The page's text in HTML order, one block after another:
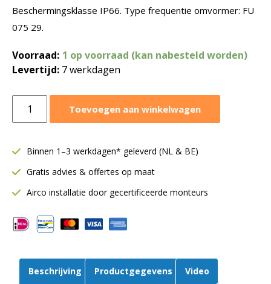
Beschermingsklasse IP66. Type frequentie omvormer: FU
075 29.
Voorraad: 1 op voorraad (kan nabesteld worden)
Levertijd: 7 werkdagen
frequentie
0-
3~
|
MPS
315
MPC
Toevoegen aan winkelwagen
Binnen 1–3 werkdagen* geleverd (NL & BE)
Gratis advies & offertes op maat
Airco installatie door gecertificeerde monteurs
Beschrijving Productgegevens Video